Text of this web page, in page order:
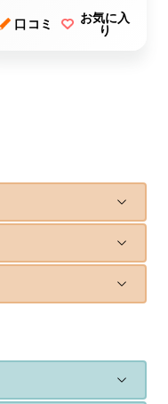
口コミ
お気に入
り